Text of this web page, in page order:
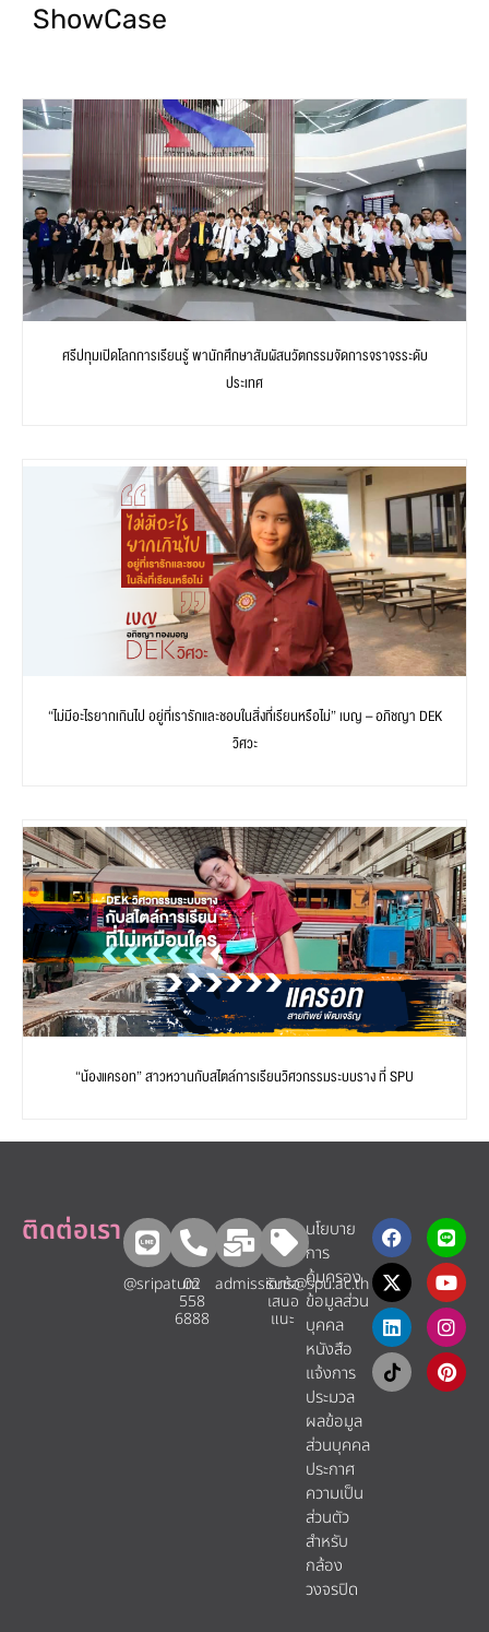
ShowCase
ศรีปทุมเปิดโลกการเรียนรู้ พานักศึกษาสัมผัสนวัตกรรมจัดการจราจรระดับ
ประเทศ
“ไม่มีอะไรยากเกินไป อยู่ที่เรารักและชอบในสิ่งที่เรียนหรือไม่” เบญ – อภิชญา DEK
วิศวะ
“น้องแครอท” สาวหวานกับสไตล์การเรียนวิศวกรรมระบบราง ที่ SPU
ติดต่อเรา
@sripatum
02
558
6888
admissions@spu.ac.th
รับข้อ
เสนอ
แนะ​
นโยบาย
การ
คุ้มครอง
ข้อมูลส่วน
บุคคล
หนังสือ
แจ้งการ
ประมวล
ผลข้อมูล
ส่วนบุคคล
ประกาศ
ความเป็น
ส่วนตัว
สำหรับ
กล้อง
วงจรปิด